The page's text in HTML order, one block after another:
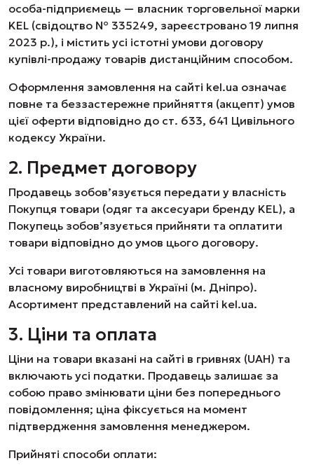
особа-підприємець — власник торговельної марки
KEL (свідоцтво № 335249, зареєстровано 19 липня
2023 р.), і містить усі істотні умови договору
купівлі-продажу товарів дистанційним способом.
Оформлення замовлення на сайті kel.ua означає
повне та беззастережне прийняття (акцепт) умов
цієї оферти відповідно до ст. 633, 641 Цивільного
кодексу України.
2. Предмет договору
Продавець зобов’язується передати у власність
Покупця товари (одяг та аксесуари бренду KEL), а
Покупець зобов’язується прийняти та оплатити
товари відповідно до умов цього договору.
Усі товари виготовляються на замовлення на
власному виробництві в Україні (м. Дніпро).
Асортимент представлений на сайті kel.ua.
3. Ціни та оплата
Ціни на товари вказані на сайті в гривнях (UAH) та
включають усі податки. Продавець залишає за
собою право змінювати ціни без попереднього
повідомлення; ціна фіксується на момент
підтвердження замовлення менеджером.
Прийняті способи оплати: